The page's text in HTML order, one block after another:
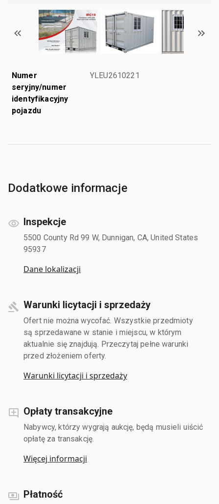
Numer
seryjny/numer
identyfikacyjny
pojazdu
YLEU2610221
Dodatkowe informacje
Inspekcje
5500 County Rd 99 W, Dunnigan, CA, United States
95937
Dane lokalizacji
Warunki licytacji i sprzedaży
Ofert nie można wycofać. Wszystkie przedmioty
są sprzedawane w stanie i miejscu, w którym
aktualnie się znajdują. Przeczytaj pełne warunki
przed złożeniem oferty.
Warunki licytacji i sprzedaży
Opłaty transakcyjne
Nabywcy, którzy wygrają aukcję, będą musieli uiścić
opłatę za transakcję.
Więcej informacji
Płatność